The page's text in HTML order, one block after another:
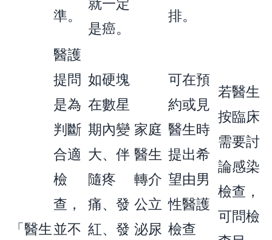
準。
是癌。
排。
「醫生
醫護
提問
是為
判斷
合適
檢
查，
並不
如硬塊
在數星
期內變
大、伴
隨疼
痛、發
紅、發
家庭
醫生
轉介
公立
泌尿
可在預
約或見
醫生時
提出希
望由男
性醫護
檢查
若醫生
按臨床
需要討
論感染
檢查，
可問檢